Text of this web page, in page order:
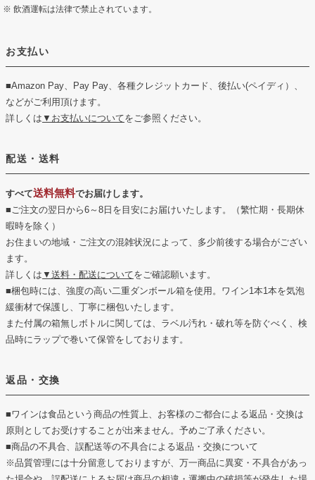
飲酒運転は法律で禁止されています。
お支払い
■Amazon Pay、Pay Pay、各種クレジットカード、後払い(ペイディ）、
などがご利用頂けます。
詳しくは ▼お支払いについてをご参照ください。
配送・送料
すべて送料無料でお届けします。
■ご注文の翌日から6～8日を目安にお届けいたします。（繁忙期・長期休
暇時を除く）
お住まいの地域・ご注文の混雑状況によって、多少前後する場合がござい
ます。
詳しくは ▼送料・配送についてをご確認願います。
■梱包時には、強度の高い二重ダンボール箱を使用。ワイン1本1本を気泡
緩衝材で保護し、丁寧に梱包いたします。
また付属の箱無しボトルに関しては、ラベル汚れ・破れ等を防ぐべく、検
品時にラップで巻いて保管をしております。
返品・交換
■ワインは食品という商品の性質上、お客様のご都合による返品・交換は
原則としてお受けすることが出来ません。予めご了承ください。
■商品の不具合、誤配送等の不具合による返品・交換について
※品質管理には十分留意しておりますが、万一商品に異変・不具合があっ